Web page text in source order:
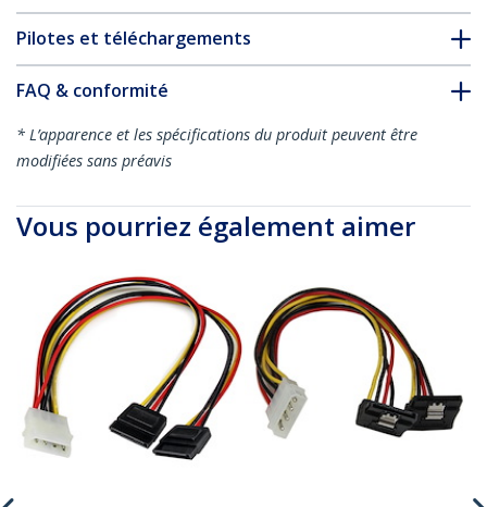
Pilotes et téléchargements
FAQ & conformité
* L’apparence et les spécifications du produit peuvent être
modifiées sans préavis
Vous pourriez également aimer